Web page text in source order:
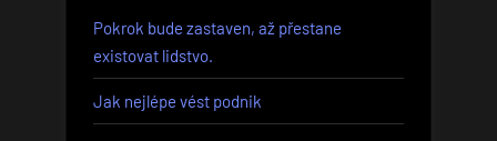
Pokrok bude zastaven, až přestane
existovat lidstvo.
Jak nejlépe vést podnik